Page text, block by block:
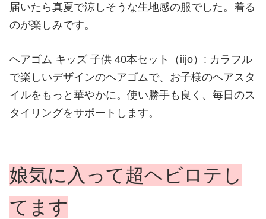
届いたら真夏で涼しそうな生地感の服でした。着る
のが楽しみです。
ヘアゴム キッズ 子供 40本セット（iijo）: カラフル
で楽しいデザインのヘアゴムで、お子様のヘアスタ
イルをもっと華やかに。使い勝手も良く、毎日のス
タイリングをサポートします。
娘気に入って超ヘビロテし
てます